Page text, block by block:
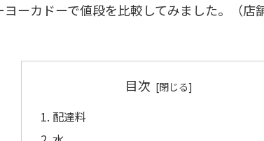
ーカドーで値段を比較してみました。（店
目次
配達料